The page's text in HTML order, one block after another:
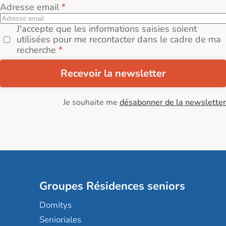
Adresse email
J'accepte que les informations saisies soient
utilisées pour me recontacter dans le cadre de ma
recherche
Recevoir la newsletter
Je souhaite me désabonner de la newsletter
Groupes Résidences seniors
Domitys
Senioriales